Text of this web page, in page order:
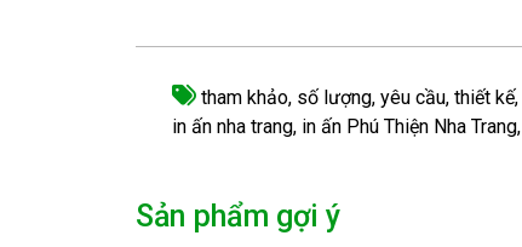
tham khảo, số lượng, yêu cầu, thiết kế,
in ấn nha trang, in ấn Phú Thiện Nha Trang,
Sản phẩm gợi ý